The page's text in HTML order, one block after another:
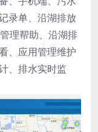
录单、沿湖排放
理帮助、沿湖排
、应用管理维护
、排水实时监